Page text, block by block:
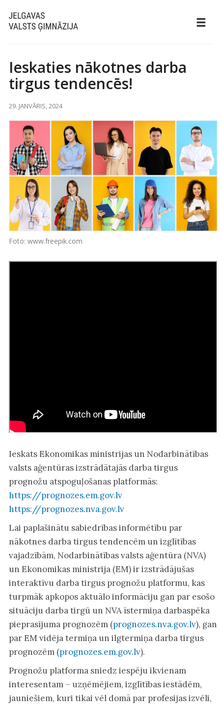
Ieskaties nākotnes darba
tirgus tendencēs!
29. JANVĀRIS, 2024
Foto: www.freepik.com
Ieskats Ekonomikas ministrijas un Nodarbinātības
valsts aģentūras izstrādātajās darba tirgus
prognožu atspoguļošanas platformās:
https://prognozes.em.gov.lv
https://prognozes.nva.gov.lv
Lai paplašinātu sabiedrības informētību par
nākotnes darba tirgus tendencēm un izglītības
vajadzībām, Nodarbinātības valsts aģentūra (NVA)
un Ekonomikas ministrija (EM) ir izstrādājušas
interaktīvu darba tirgus prognožu platformu, kas
turpmāk apkopos aktuālo informāciju gan par esošo
situāciju darba tirgū un NVA īstermiņa darbaspēka
pieprasījuma prognozēm (prognozes.nva.gov.lv), gan
par EM vidēja termiņa un ilgtermiņa darba tirgus
prognozēm (prognozes.em.gov.lv).
Prognožu platforma sniedz iespēju ikvienam
interesentam – uzņēmējiem, izglītības iestādēm,
jauniešiem, kuri tikai vēl domā par profesijas izvēli,